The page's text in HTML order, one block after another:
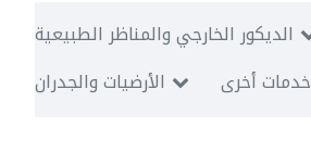
الديكور الخارجي والمناظر الطبيعية
الأرضيات والجدران
خدمات أخرى